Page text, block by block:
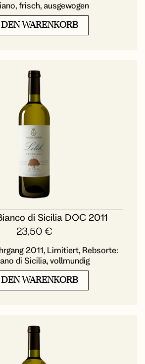
frisch, ausgewogen
WARENKORB
di Sicilia DOC 2011
23,50 €
2011, Limitiert, Rebsorte:
di Sicilia, vollmundig
WARENKORB